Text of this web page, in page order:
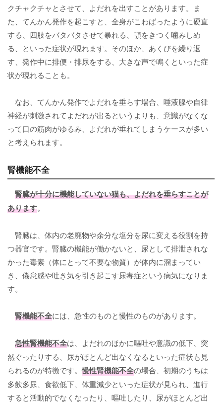
クチャクチャとさせて、よだれを出すことがあります。ま
た、てんかん発作を起こすと、全身がこわばったように硬直
する、四肢をバタバタさせて暴れる、顎をきつく噛みしめ
る、といった症状が現れます。そのほか、あくびを繰り返
す、発作中に排便・排尿をする、大きな声で鳴くといった症
状が現れることも。
なお、てんかん発作でよだれを垂らす場合、唾液腺や自律
神経が刺激されてよだれが出るというよりも、意識がなくな
って口の筋肉がゆるみ、よだれが垂れてしまうケースが多い
と考えられます。
腎機能不全
腎臓が十分に機能していない猫も、よだれを垂らすことが
あります。
腎臓は、体内の老廃物や余分な塩分を尿に変える役割を持
つ器官です。腎臓の機能が働かないと、尿として排泄されな
かった毒素（体にとって不要な物質）が体内に溜まってい
き、倦怠感や吐き気を引き起こす尿毒症という病気になりま
す。
腎機能不全には、急性のものと慢性のものがあります。
急性腎機能不全は、よだれのほかに嘔吐や意識の低下、突
然ぐったりする、尿がほとんど出なくなるといった症状も見
られるのが特徴です。慢性腎機能不全の場合、初期のうちは
多飲多尿、食欲低下、体重減少といった症状が見られ、進行
すると活動的でなくなったり、嘔吐したり、尿がほとんど出